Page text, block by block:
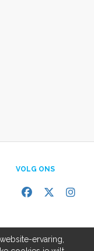
VOLG ONS
ervaring,